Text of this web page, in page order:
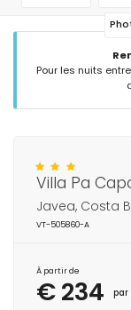
Pour les nuits
Villa Pa
Javea, Costa
VT-505860-A
À partir de
€ 234 par